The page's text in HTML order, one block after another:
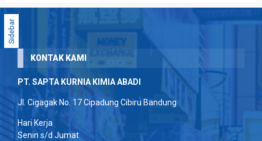
Sidebar
KONTAK KAMI
PT. SAPTA KURNIA KIMIA ABADI
Jl. Cigagak No. 17 Cipadung Cibiru Bandung
Hari Kerja
Senin s/d Jumat